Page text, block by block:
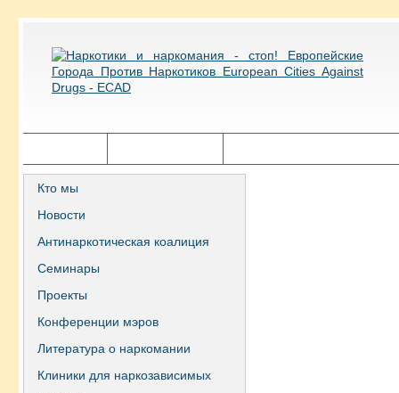
Кто мы
Новости
Антинаркотическая коалиция
Семинары
Проекты
Конференции мэров
Литература о наркомании
Клиники для наркозависимых